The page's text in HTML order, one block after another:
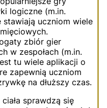
logiczne (m.in.
stawiają uczniom wiele
zbiór gier
w zespołach (m.in.
tu wiele aplikacji o
zapewnią uczniom
na dłuższy czas.
sprawdzą się